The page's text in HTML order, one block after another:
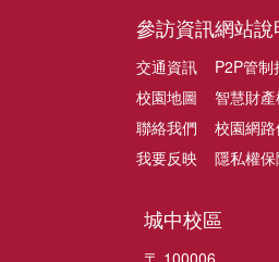
參訪資訊
交通資訊
校園地圖
聯絡我們
我要反映
網站說
P2P管制
智慧財
校園網
隱私權
城中校區